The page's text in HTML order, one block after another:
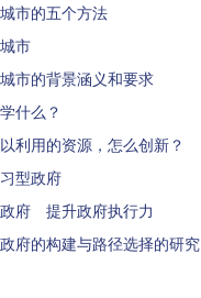
市的五个方法
市
市的背景涵义和要求
什么？
利用的资源，怎么创新？
型政府
府 提升政府执行力
府的构建与路径选择的研究